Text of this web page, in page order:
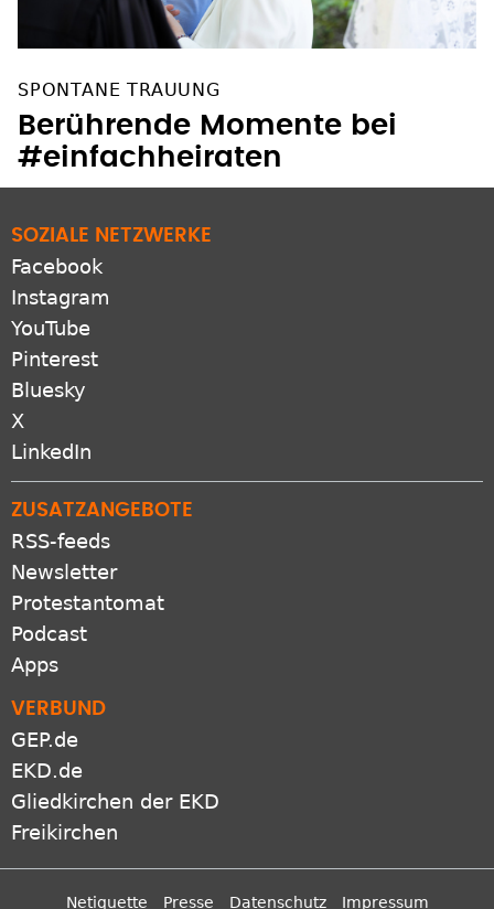
SPONTANE TRAUUNG
Berührende Momente bei
#einfachheiraten
SOZIALE NETZWERKE
Facebook
Instagram
YouTube
Pinterest
Bluesky
X
LinkedIn
ZUSATZANGEBOTE
RSS-feeds
Newsletter
Protestantomat
Podcast
Apps
VERBUND
GEP.de
EKD.de
Gliedkirchen der EKD
Freikirchen
Netiquette Presse Datenschutz Impressum